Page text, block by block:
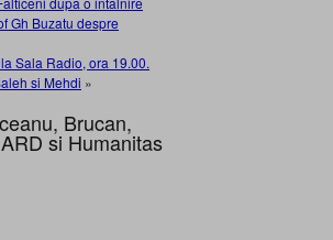
Gh Buzatu despre
Sala Radio, ora 19.00.
si Mehdi »
Brucan,
si Humanitas